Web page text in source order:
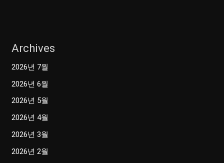
Archives
2026년 7월
2026년 6월
2026년 5월
2026년 4월
2026년 3월
2026년 2월